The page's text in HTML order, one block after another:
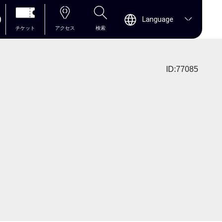
チケット アクセス 検索
Language
ID:77085